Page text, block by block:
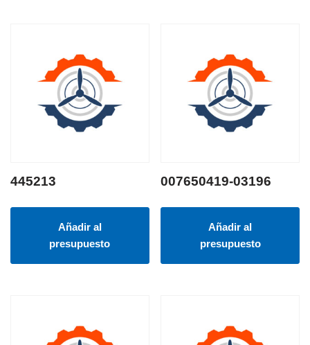
445213
Añadir al
presupuesto
007650419-03196
Añadir al
presupuesto